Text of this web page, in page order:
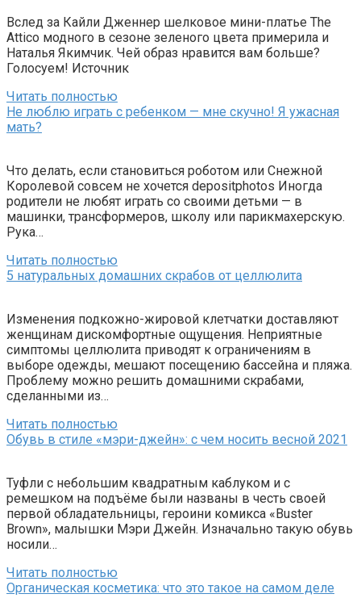
Вслед за Кайли Дженнер шелковое мини-платье The
Attico модного в сезоне зеленого цвета примерила и
Наталья Якимчик. Чей образ нравится вам больше?
Голосуем! Источник
Читать полностью
Не люблю играть с ребенком — мне скучно! Я ужасная
мать?
Что делать, если становиться роботом или Снежной
Королевой совсем не хочется depositphotos Иногда
родители не любят играть со своими детьми — в
машинки, трансформеров, школу или парикмахерскую.
Рука…
Читать полностью
5 натуральных домашних скрабов от целлюлита
Изменения подкожно-жировой клетчатки доставляют
женщинам дискомфортные ощущения. Неприятные
симптомы целлюлита приводят к ограничениям в
выборе одежды, мешают посещению бассейна и пляжа.
Проблему можно решить домашними скрабами,
сделанными из…
Читать полностью
Обувь в стиле «мэри-джейн»: с чем носить весной 2021
Туфли с небольшим квадратным каблуком и с
ремешком на подъёме были названы в честь своей
первой обладательницы, героини комикса «Buster
Brown», малышки Мэри Джейн. Изначально такую обувь
носили…
Читать полностью
Органическая косметика: что это такое на самом деле